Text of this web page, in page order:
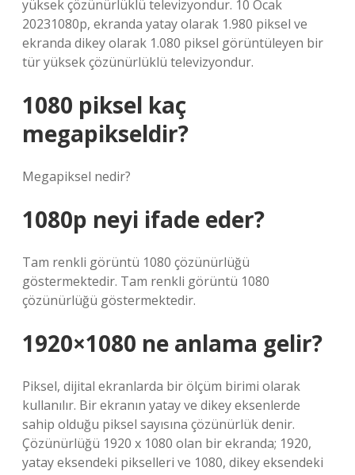
yüksek çözünürlüklü televizyondur. 10 Ocak
20231080p, ekranda yatay olarak 1.980 piksel ve
ekranda dikey olarak 1.080 piksel görüntüleyen bir
tür yüksek çözünürlüklü televizyondur.
1080 piksel kaç
megapikseldir?
Megapiksel nedir?
1080p neyi ifade eder?
Tam renkli görüntü 1080 çözünürlüğü
göstermektedir. Tam renkli görüntü 1080
çözünürlüğü göstermektedir.
1920×1080 ne anlama gelir?
Piksel, dijital ekranlarda bir ölçüm birimi olarak
kullanılır. Bir ekranın yatay ve dikey eksenlerde
sahip olduğu piksel sayısına çözünürlük denir.
Çözünürlüğü 1920 x 1080 olan bir ekranda; 1920,
yatay eksendeki pikselleri ve 1080, dikey eksendeki